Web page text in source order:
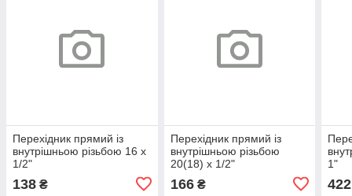
Перехідник прямий із
внутрішньою різьбою 16 х
1/2"
138 ₴
Перехідник прямий із
внутрішньою різьбою
20(18) х 1/2"
166₴
1"
422